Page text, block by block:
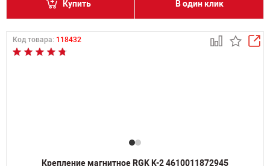
Купить В один клик
Код товара: 118432
Крепление магнитное RGK K-2 4610011872945